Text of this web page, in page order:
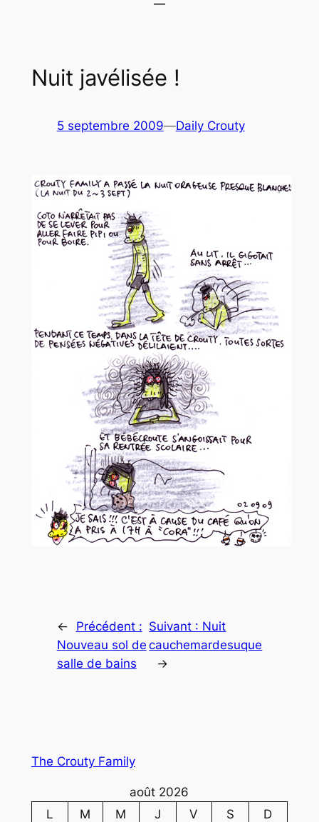
Nuit javélisée !
5 septembre 2009—Daily Crouty
←
Précédent :
Nouveau sol de
salle de bains
Suivant : Nuit
cauchemardesuque
→
The Crouty Family
août 2026
L
M M J V S
D